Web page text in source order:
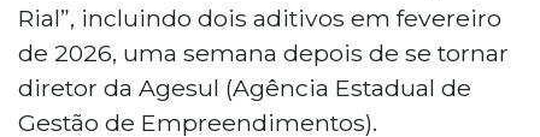
Rial”, incluindo dois aditivos em fevereiro
de 2026, uma semana depois de se tornar
diretor da Agesul (Agência Estadual de
Gestão de Empreendimentos).